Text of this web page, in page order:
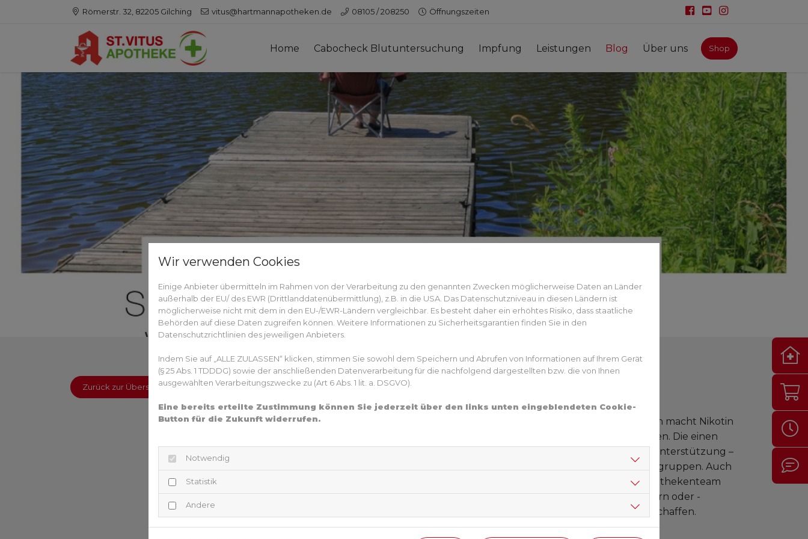
Römerstr. 32, 82205 Gilching vitus@hartmannapotheken.de 08105 / 208250 Öffnungszeiten
Home Cabocheck Blutuntersuchung Impfung Leistungen Blog Über uns Shop
Zurück zur Übersicht Das Rauchen aufgeben
Mit dem Rauchen aufhören. Oft ist das leichter gesagt als getan. Schließlich macht Nikotin
abhängig. Um der Sucht zu entkommen, gibt es unterschiedliche Strategien. Die einen
schaffen es (nach einigen Versuchen) allein. Andere wiederum brauchen Unterstützung –
zum Beispiel von Ärztinnen und Ärzten, Beratungsstellen oder Selbsthilfegruppen. Auch
viele Krankenkassen fördern Raucherentwöhnungskurse. Auch unser Apothekenteam
unterstützt Sie natürlich dabei, rauchfrei zu werden. Neben Nikotinpflastern oder -
kaugummis können auch bestimmte Medikamente beim Entzug Abhilfe schaffen.
Übrigens: Am 31. Mai ist Weltnichtrauchertag.
Wir verwenden Cookies
Einige Anbieter übermitteln im Rahmen von der Verarbeitung zu den genannten Zwecken möglicherweise Daten an Länder
außerhalb der EU/ des EWR (Drittlanddatenübermittlung), z.B. in die USA. Das Datenschutzniveau in diesen Ländern ist
möglicherweise nicht mit dem in den EU-/EWR-Ländern vergleichbar. Es besteht daher ein erhöhtes Risiko, dass staatliche
Behörden auf diese Daten zugreifen können. Weitere Informationen zu Sicherheitsgarantien finden Sie in den
Datenschutzrichtlinien des jeweiligen Anbieters.
Indem Sie auf „ALLE ZULASSEN“ klicken, stimmen Sie sowohl dem Speichern und Abrufen von Informationen auf Ihrem Gerät
(§ 25 Abs. 1 TDDDG) sowie der anschließenden Datenverarbeitung für die nachfolgend dargestellten bzw. die von Ihnen
ausgewählten Verarbeitungszwecke zu (Art 6 Abs. 1 lit. a. DSGVO).
Eine bereits erteilte Zustimmung können Sie jederzeit über den links unten eingeblendeten Cookie-
Button für die Zukunft widerrufen.
Notwendig
Statistik
Andere